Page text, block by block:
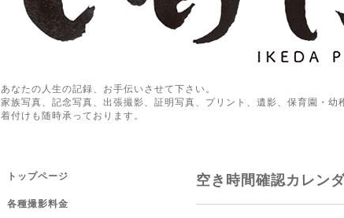
あなたの人生の記録、お手伝いさせて下さい。
家族写真、記念写真、出張撮影、証明写真、プリント、遺影、保育園・
着付けも随時承っております。
空き時間確認カレ
トップページ
各種撮影料金